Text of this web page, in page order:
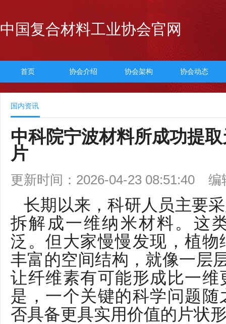
中国复合材料工业协会官网
首页 协会介绍 协会架构 协会动态
国内资讯
中科院宁波材料所成功提
片
更新时间：2026-04-23 08:51:40 编
长期以来，科研人员主要
拆解成一维纳米材料。这
泛。但大家慢慢发现，植
丰富的空间结构，就像一层
让纤维素有可能形成比一
是，一个关键的科学问题
否具备更具实用价值的片状